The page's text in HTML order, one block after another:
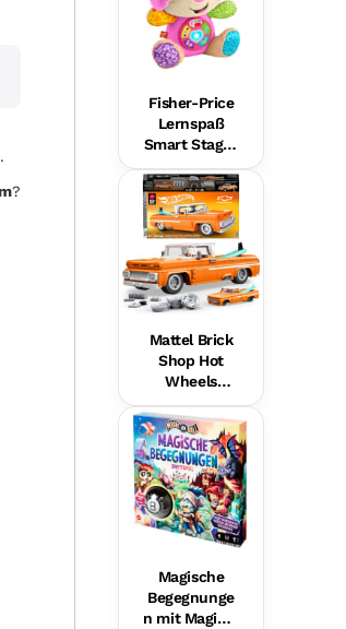
?
Fisher-Price
Lernspaß
Smart Stages
Plüsch-
Hundefreund
in Für Babys,
Musikalische
s
Lernspielzeu
g,
Mehrsprachi
ge Version
Mattel Brick
Shop Hot
Wheels
Custom ’62
Chevy
Pickup
Bauset (858
Teile), Für
Sammler
Magische
Begegnunge
n mit Magic 8